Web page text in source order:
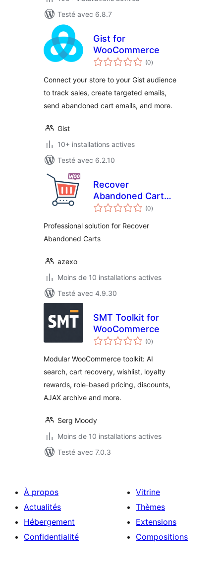
Testé avec 6.8.7
Gist for
WooCommerce
(0notes
en
)
Connect your store to your Gist audience
to track sales, create targeted emails,
send abandoned cart emails, and more.
Gist
10+ installations actives
Testé avec 6.2.10
Recover
Abandoned Cart
for WooCommerce
(0notes
en
)
Professional solution for Recover
Abandoned Carts
azexo
Moins de 10 installations actives
Testé avec 4.9.30
SMT Toolkit for
WooCommerce
(0notes
en
)
Modular WooCommerce toolkit: AI
search, cart recovery, wishlist, loyalty
rewards, role-based pricing, discounts,
AJAX archive and more.
Serg Moody
Moins de 10 installations actives
Testé avec 7.0.3
À propos
Actualités
Hébergement
Confidentialité
Vitrine
Thèmes
Extensions
Compositions